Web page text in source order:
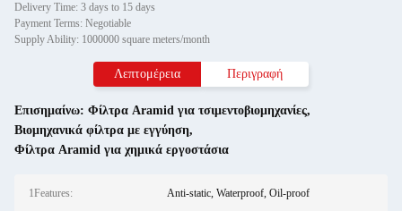
Delivery Time: 3 days to 15 days
Payment Terms: Negotiable
Supply Ability: 1000000 square meters/month
Λεπτομέρεια Περιγραφή
Επισημαίνω: Φίλτρα Aramid για τσιμεντοβιομηχανίες,
Βιομηχανικά φίλτρα με εγγύηση,
Φίλτρα Aramid για χημικά εργοστάσια
1Features: Anti-static, Waterproof, Oil-proof